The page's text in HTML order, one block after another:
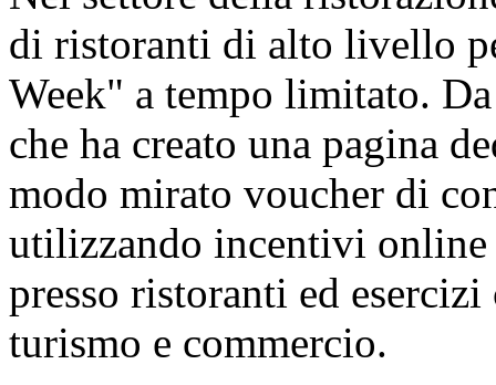
di ristoranti di alto livello
Week" a tempo limitato.
che ha creato una pagina
modo mirato voucher di
utilizzando incentivi online
presso ristoranti ed
turismo e commercio.